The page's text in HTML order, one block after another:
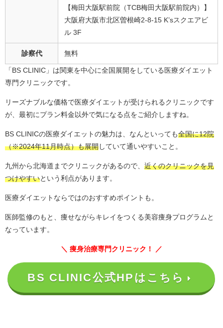
【梅田大阪駅前院（TCB梅田大阪駅前院内）】
大阪府大阪市北区曽根崎2-8-15 K’sスクエアビ
ル 3F
診察代 無料
「BS CLINIC」は関東を中心に全国展開をしている医療ダイエット
専門クリニックです。
リーズナブルな価格で医療ダイエットが受けられるクリニックです
が、最初にプラン料金以外で気になる点をご紹介しますね。
BS CLINICの医療ダイエットの魅力は、なんといっても全国に12院
（※2024年11月時点）も展開していて通いやすいこと。
九州から北海道までクリニックがあるので、 近くのクリニックを見
つけやすいという利点があります。
医療ダイエットならではのおすすめポイントも。
医師監修のもと、痩せながらキレイをつくる美容痩身プログラムと
なっています。
＼ 痩身治療専門クリニック！ ／
BS CLINIC公式HPはこちら